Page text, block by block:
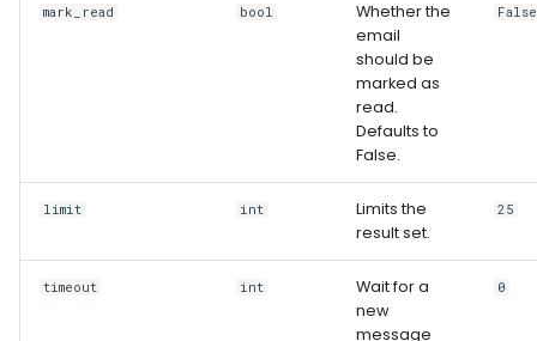
mark_read bool
Whether the
email
should be
marked as
read.
Defaults to
False.
False
limit int
Limits the
result set.
25
timeout int
Wait for a
new
message
0